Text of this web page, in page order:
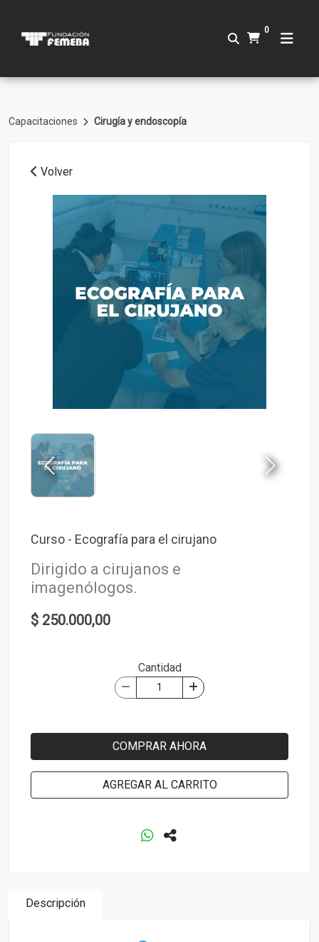
0
Capacitaciones Cirugía y endoscopía
Volver
Curso - Ecografía para el cirujano
Dirigido a cirujanos e
imagenólogos.
$ 250.000,00
Cantidad
COMPRAR AHORA
AGREGAR AL CARRITO
Descripción